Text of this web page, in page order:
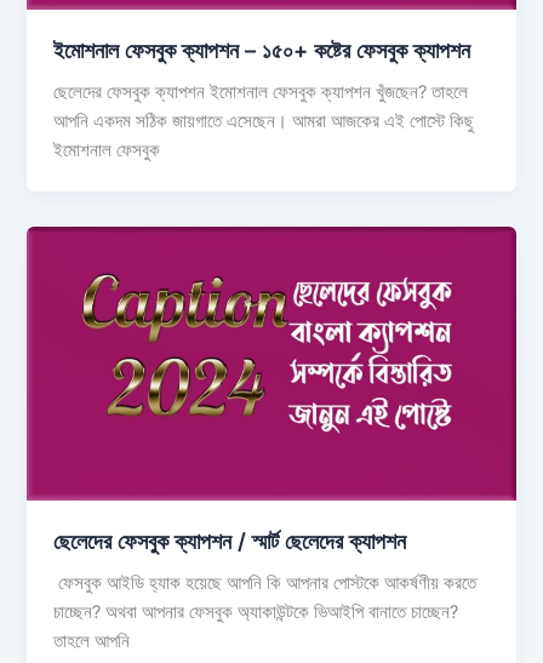
ইমোশনাল ফেসবুক ক্যাপশন – ১৫০+ কষ্টের ফেসবুক ক্যাপশন
ছেলেদের ফেসবুক ক্যাপশন ইমোশনাল ফেসবুক ক্যাপশন খুঁজছেন? তাহলে
আপনি একদম সঠিক জায়গাতে এসেছেন। আমরা আজকের এই পোস্টে কিছু
ইমোশনাল ফেসবুক
ছেলেদের ফেসবুক ক্যাপশন / স্মার্ট ছেলেদের ক্যাপশন
ফেসবুক আইডি হ্যাক হয়েছে আপনি কি আপনার পোস্টকে আকর্ষণীয় করতে
চাচ্ছেন? অথবা আপনার ফেসবুক অ্যাকাউন্টকে ভিআইপি বানাতে চাচ্ছেন?
তাহলে আপনি